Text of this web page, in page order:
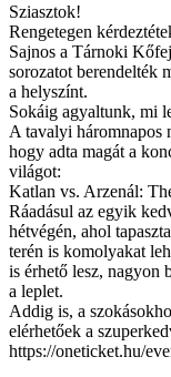
Sziasztok!
Rengetegen
Sajnos a Tárnoki
sorozatot berendelték
a helyszínt.
Sokáig agyaltunk, mi
A tavalyi háromnapos
hogy adta magát a
világot:
Katlan vs. Arzenál:
Ráadásul az egyik
hétvégén, ahol
terén is komolyakat
is érhető lesz, nagyon
a leplet.
Addig is, a
elérhetőek a
https://oneticket.hu/